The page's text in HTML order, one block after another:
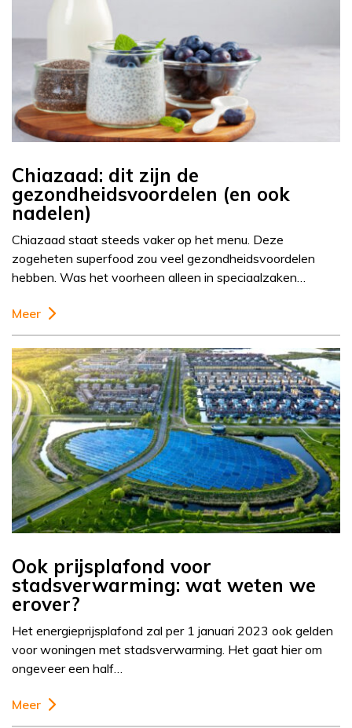
Chiazaad: dit zijn de
gezondheidsvoordelen (en ook
nadelen)
Chiazaad staat steeds vaker op het menu. Deze
zogeheten superfood zou veel gezondheidsvoordelen
hebben. Was het voorheen alleen in speciaalzaken…
Meer
Ook prijsplafond voor
stadsverwarming: wat weten we
erover?
Het energieprijsplafond zal per 1 januari 2023 ook gelden
voor woningen met stadsverwarming. Het gaat hier om
ongeveer een half…
Meer